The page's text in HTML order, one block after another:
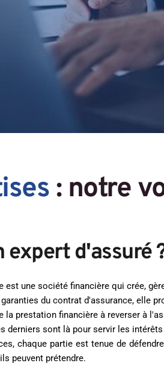
es : notre
expert d'assuré
est une société financière qui crée,
du contrat d'assurance, elle
la prestation financière à reverser à
derniers sont là pour servir les
chaque partie est tenue de
peuvent prétendre.